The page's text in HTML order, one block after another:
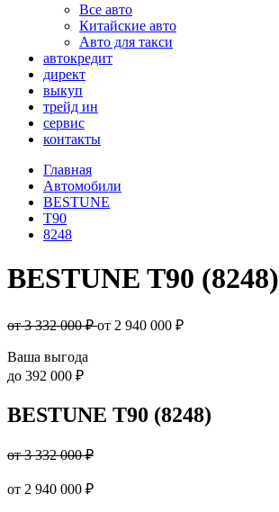
Все авто
Китайские авто
Авто для такси
автокредит
директ
выкуп
трейд ин
сервис
контакты
Главная
Автомобили
BESTUNE
T90
8248
BESTUNE T90 (8248)
от 3 332 000 ₽от 2 940 000 ₽
Ваша выгода
до 392 000 ₽
BESTUNE T90 (8248)
от 3 332 000 ₽
от 2 940 000 ₽